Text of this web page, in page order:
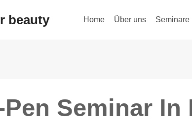
beauty Home Über uns Seminare
Pen Seminar